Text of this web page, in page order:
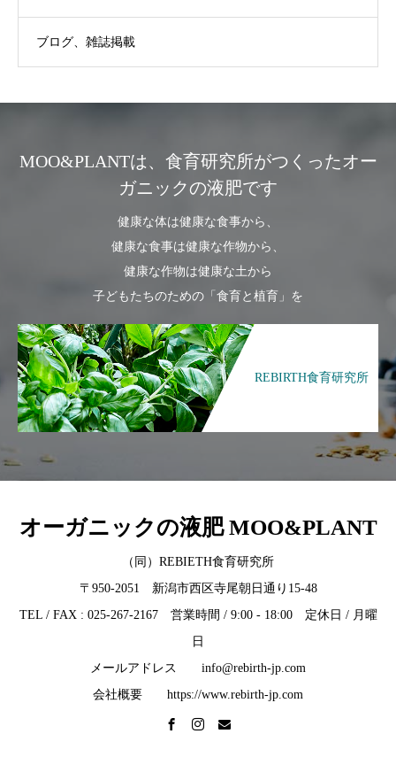
ブログ、雑誌掲載
MOO&PLANTは、食育研究所がつくったオー
ガニックの液肥です
健康な体は健康な食事から、
健康な食事は健康な作物から、
健康な作物は健康な土から
子どもたちのための「食育と植育」を
REBIRTH食育研究所
オーガニックの液肥 MOO&PLANT
（同）REBIETH食育研究所
〒950-2051 新潟市西区寺尾朝日通り15-48
TEL / FAX : 025-267-2167 営業時間 / 9:00 - 18:00 定休日 / 月曜
日
メールアドレス info@rebirth-jp.com
会社概要 https://www.rebirth-jp.com